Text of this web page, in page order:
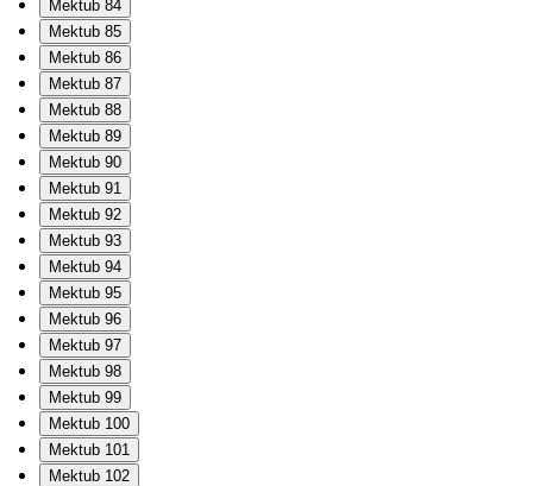
Mektub 84
Mektub 85
Mektub 86
Mektub 87
Mektub 88
Mektub 89
Mektub 90
Mektub 91
Mektub 92
Mektub 93
Mektub 94
Mektub 95
Mektub 96
Mektub 97
Mektub 98
Mektub 99
Mektub 100
Mektub 101
Mektub 102